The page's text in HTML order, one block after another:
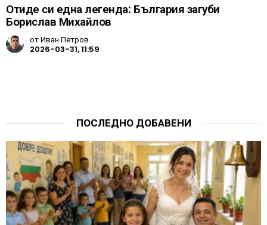
Отиде си една легенда: България загуби
Борислав Михайлов
отИван Петров
2026-03-31, 11:59
ПОСЛЕДНО ДОБАВЕНИ